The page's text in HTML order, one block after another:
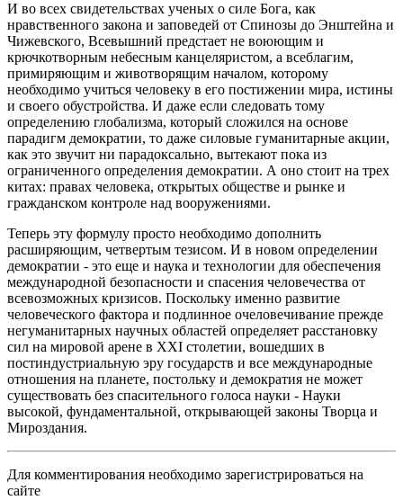
И во всех свидетельствах ученых о силе Бога, как
нравственного закона и заповедей от Спинозы до Энштейна и
Чижевского, Всевышний предстает не воюющим и
крючкотворным небесным канцеляристом, а всеблагим,
примиряющим и животворящим началом, которому
необходимо учиться человеку в его постижении мира, истины
и своего обустройства. И даже если следовать тому
определению глобализма, который сложился на основе
парадигм демократии, то даже силовые гуманитарные акции,
как это звучит ни парадоксально, вытекают пока из
ограниченного определения демократии. А оно стоит на трех
китах: правах человека, открытых обществе и рынке и
гражданском контроле над вооружениями.
Теперь эту формулу просто необходимо дополнить
расширяющим, четвертым тезисом. И в новом определении
демократии - это еще и наука и технологии для обеспечения
международной безопасности и спасения человечества от
всевозможных кризисов. Поскольку именно развитие
человеческого фактора и подлинное очеловечивание прежде
негуманитарных научных областей определяет расстановку
сил на мировой арене в ХХI столетии, вошедших в
постиндустриальную эру государств и все международные
отношения на планете, постольку и демократия не может
существовать без спасительного голоса науки - Науки
высокой, фундаментальной, открывающей законы Творца и
Мироздания.
Для комментирования необходимо зарегистрироваться на
сайте